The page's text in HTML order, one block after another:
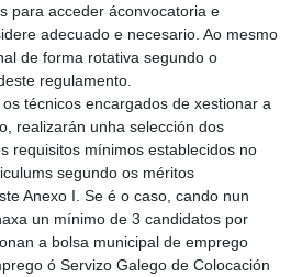
para acceder áconvocatoria e
adecuado e necesario. Ao mesmo
de forma rotativa segundo o
regulamento.
técnicos encargados de xestionar a
realizarán unha selección dos
requisitos mínimos establecidos no
segundo os méritos
Anexo I. Se é o caso, cando nun
un mínimo de 3 candidatos por
a bolsa municipal de emprego
ó Servizo Galego de Colocación